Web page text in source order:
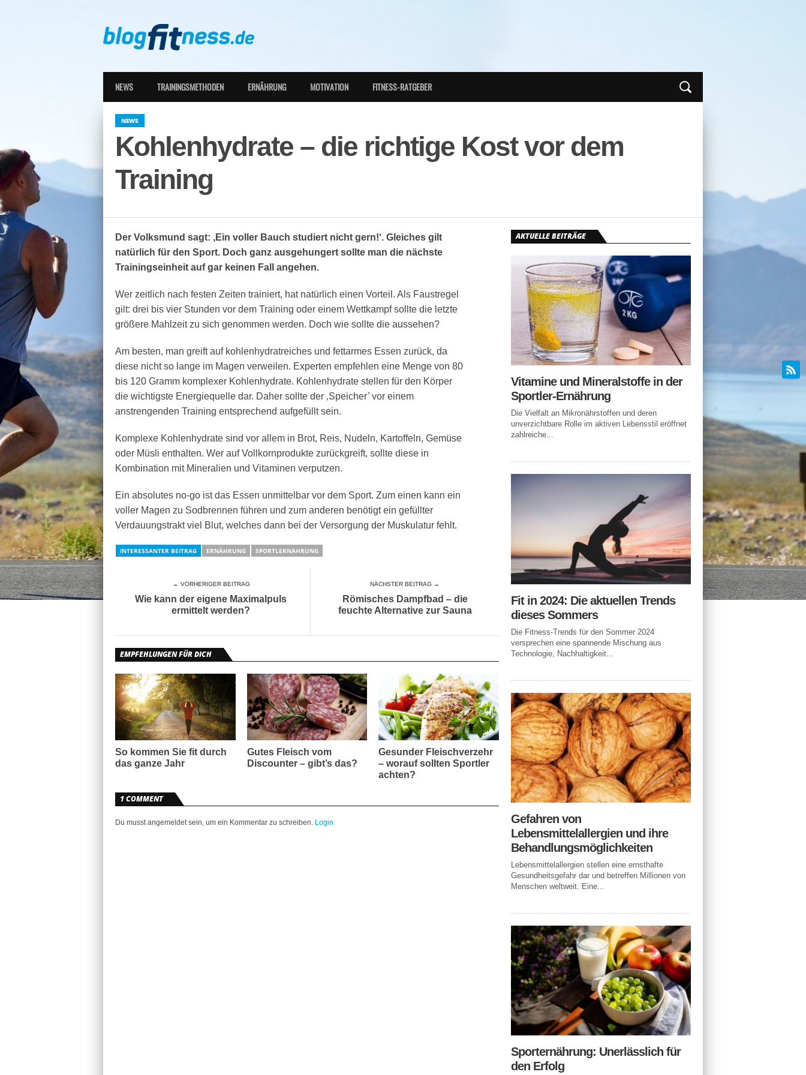
NEWS TRAININGSMETHODEN ERNÄHRUNG MOTIVATION FITNESS-RATGEBER
NEWS
Kohlenhydrate – die richtige Kost vor dem
Training
Der Volksmund sagt: ‚Ein voller Bauch studiert nicht gern!‘. Gleiches gilt
natürlich für den Sport. Doch ganz ausgehungert sollte man die nächste
Trainingseinheit auf gar keinen Fall angehen.
Wer zeitlich nach festen Zeiten trainiert, hat natürlich einen Vorteil. Als Faustregel
gilt: drei bis vier Stunden vor dem Training oder einem Wettkampf sollte die letzte
größere Mahlzeit zu sich genommen werden. Doch wie sollte die aussehen?
Am besten, man greift auf kohlenhydratreiches und fettarmes Essen zurück, da
diese nicht so lange im Magen verweilen. Experten empfehlen eine Menge von 80
bis 120 Gramm komplexer Kohlenhydrate. Kohlenhydrate stellen für den Körper
die wichtigste Energiequelle dar. Daher sollte der ‚Speicher’ vor einem
anstrengenden Training entsprechend aufgefüllt sein.
Komplexe Kohlenhydrate sind vor allem in Brot, Reis, Nudeln, Kartoffeln, Gemüse
oder Müsli enthalten. Wer auf Vollkornprodukte zurückgreift, sollte diese in
Kombination mit Mineralien und Vitaminen verputzen.
Ein absolutes no-go ist das Essen unmittelbar vor dem Sport. Zum einen kann ein
voller Magen zu Sodbrennen führen und zum anderen benötigt ein gefüllter
Verdauungstrakt viel Blut, welches dann bei der Versorgung der Muskulatur fehlt.
INTERESSANTER BEITRAG ERNÄHRUNG SPORTLERNAHRUNG
← VORHERIGER BEITRAG
Wie kann der eigene Maximalpuls
ermittelt werden?
NÄCHSTER BEITRAG →
Römisches Dampfbad – die
feuchte Alternative zur Sauna
EMPFEHLUNGEN FÜR DICH
So kommen Sie fit durch
das ganze Jahr
Gutes Fleisch vom
Discounter – gibt’s das?
Gesunder Fleischverzehr
– worauf sollten Sportler
achten?
1 COMMENT
Du musst angemeldet sein, um ein Kommentar zu schreiben. Login
AKTUELLE BEITRÄGE
Vitamine und Mineralstoffe in der
Sportler-Ernährung
Die Vielfalt an Mikronährstoffen und deren
unverzichtbare Rolle im aktiven Lebensstil eröffnet
zahlreiche...
Fit in 2024: Die aktuellen Trends
dieses Sommers
Die Fitness-Trends für den Sommer 2024
versprechen eine spannende Mischung aus
Technologie, Nachhaltigkeit...
Gefahren von
Lebensmittelallergien und ihre
Behandlungsmöglichkeiten
Lebensmittelallergien stellen eine ernsthafte
Gesundheitsgefahr dar und betreffen Millionen von
Menschen weltweit. Eine...
Sporternährung: Unerlässlich für
den Erfolg